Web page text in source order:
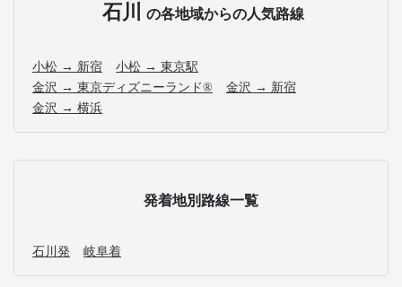
石川 の各地域からの人気路線
小松 → 新宿
小松 → 東京駅
金沢 → 東京ディズニーランド®
金沢 → 新宿
金沢 → 横浜
発着地別路線一覧
石川発 岐阜着